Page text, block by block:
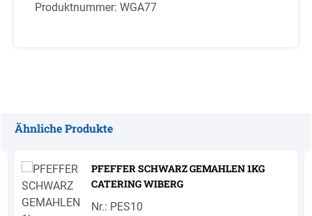
Produktnummer: WGA77
Ähnliche Produkte
PFEFFER SCHWARZ GEMAHLEN 1KG
CATERING WIBERG
Nr.: PES10